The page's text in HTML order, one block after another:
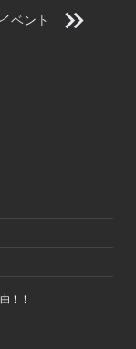
ベント
！！